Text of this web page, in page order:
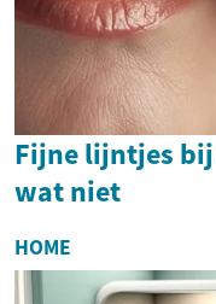
Fijne lijntjes
wat niet
HOME